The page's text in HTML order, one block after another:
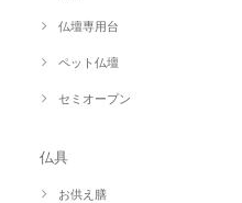
仏壇専用台
ペット仏壇
セミオープン
仏具
お供え膳